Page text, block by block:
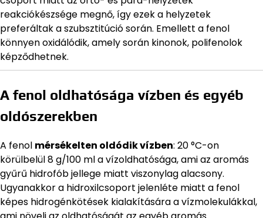
reakciókészsége megnő, így ezek a helyzetek
preferáltak a szubsztitúció során. Emellett a fenol
könnyen oxidálódik, amely során kinonok, polifenolok
képződhetnek.
A fenol oldhatósága vízben és egyéb
oldószerekben
A fenol mérsékelten oldódik vízben: 20 °C-on
körülbelül 8 g/100 ml a vízoldhatósága, ami az aromás
gyűrű hidrofób jellege miatt viszonylag alacsony.
Ugyanakkor a hidroxilcsoport jelenléte miatt a fenol
képes hidrogénkötések kialakítására a vízmolekulákkal,